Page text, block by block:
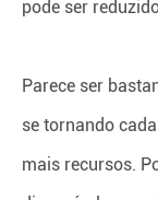
pode ser
Parece ser
se tornando
mais recursos.